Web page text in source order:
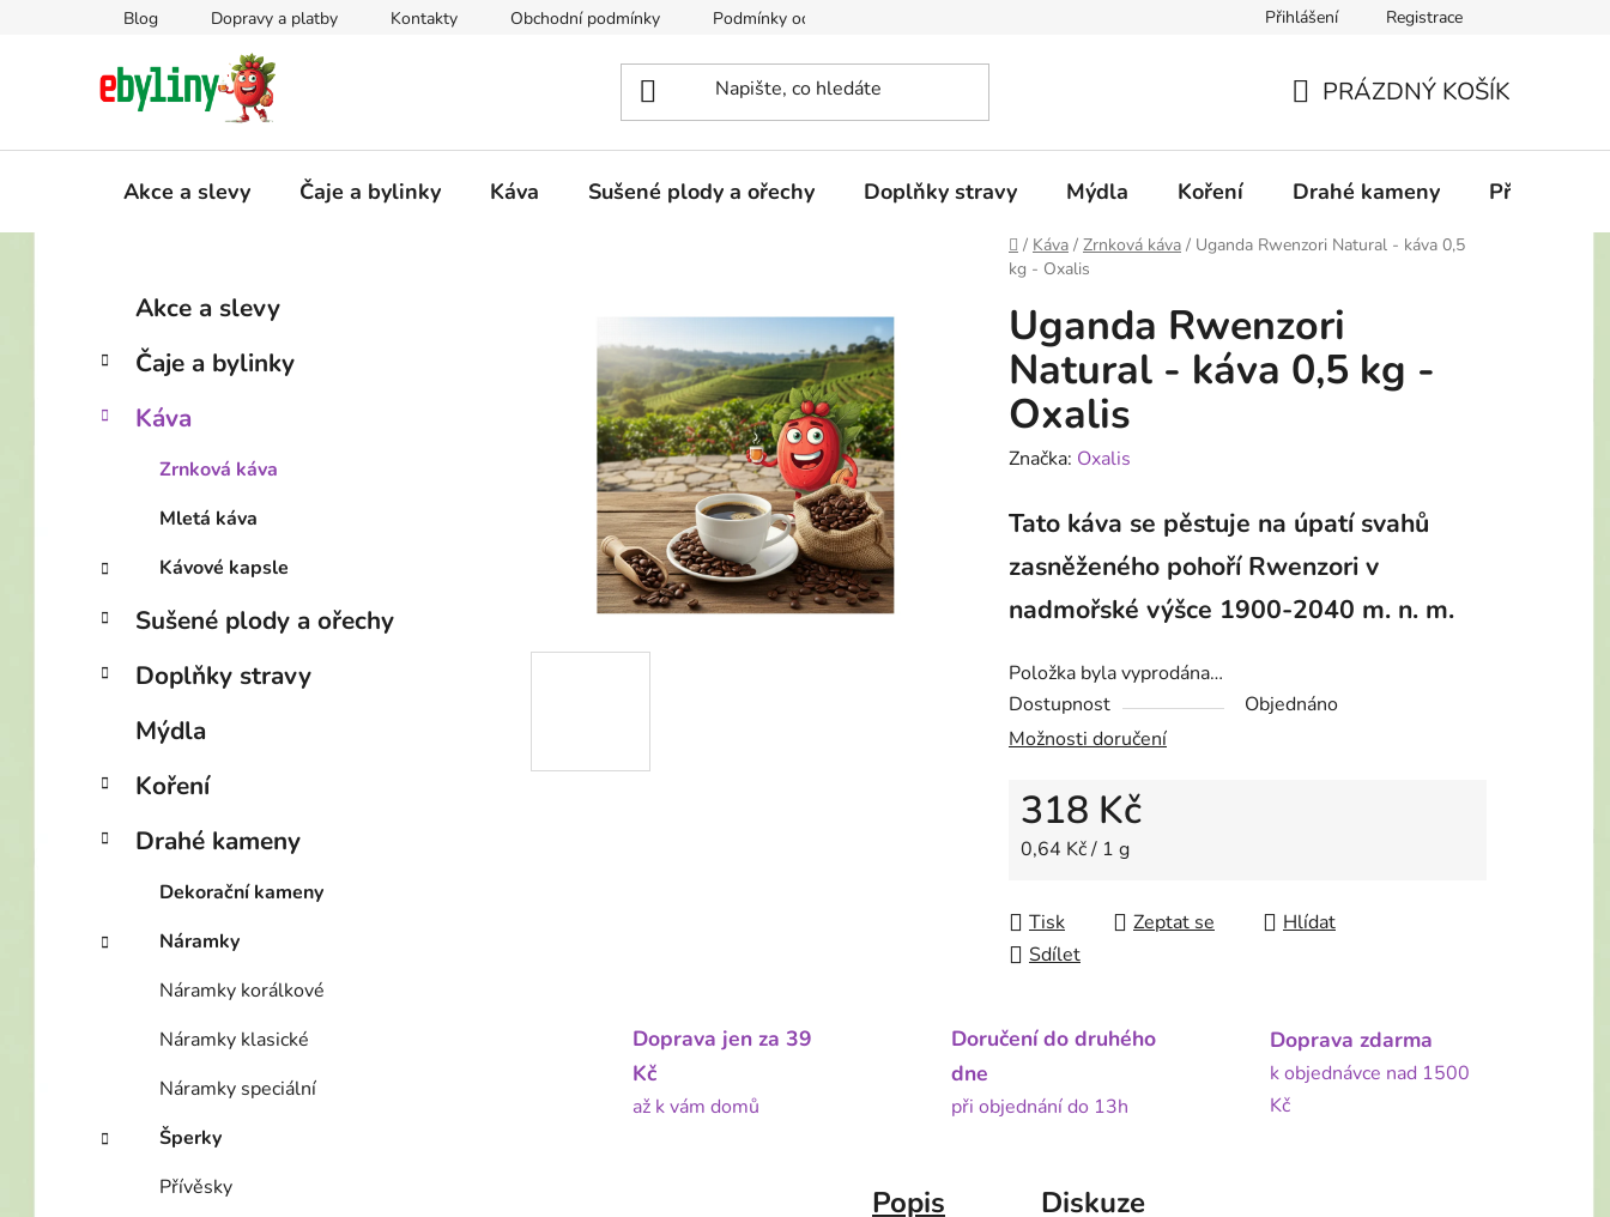
Blog Dopravy a platby Kontakty Obchodní podmínky Podmínky ochrany osobních údajů Přihlášení Registrace
KOŠÍK
PRÁZDNÝ KOŠÍK
Akce a slevy Čaje a bylinky Káva Sušené plody a ořechy Doplňky stravy Mýdla Koření Drahé kameny
Domů
/ Káva / Zrnková káva / Uganda Rwenzori Natural - káva 0,5
kg - Oxalis
s
r
p
a
e
Přeskočit
kategorie
e
o
Akce a slevy
Čaje a bylinky
Káva
Zrnková káva
Mletá káva
Kávové kapsle
Sušené plody a ořechy
Doplňky stravy
Mýdla
Koření
Drahé kameny
Dekorační kameny
Náramky
Náramky korálkové
Náramky klasické
Náramky speciální
Šperky
Přívěsky
Uganda Rwenzori
Natural - káva 0,5 kg -
Oxalis
Značka: Oxalis
Tato káva se pěstuje na úpatí svahů
zasněženého pohoří Rwenzori v
nadmořské výšce 1900-2040 m. n. m.
Položka byla vyprodána…
Dostupnost
Objednáno
Možnosti doručení
318 Kč
Měrná cena:
0,64 Kč / 1 g
Tisk Zeptat se
Hlídat
Sdílet
Doprava jen za 39
Kč
až k vám domů
Doručení do druhého
dne
při objednání do 13h
Doprava zdarma
k objednávce nad 1500
Kč
Popis Diskuze